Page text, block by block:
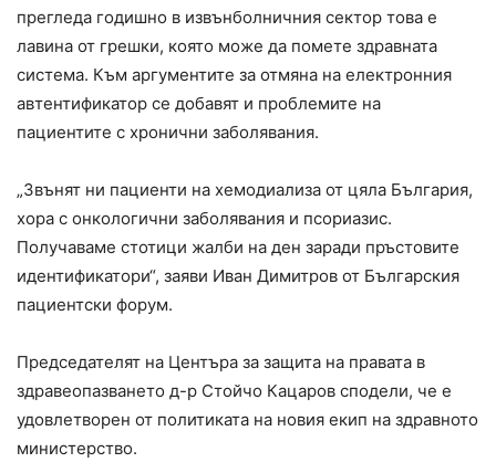
прегледа годишно в извънболничния сектор това е
лавина от грешки, която може да помете здравната
система. Към аргументите за отмяна на електронния
автентификатор се добавят и проблемите на
пациентите с хронични заболявания.
„Звънят ни пациенти на хемодиализа от цяла България,
хора с онкологични заболявания и псориазис.
Получаваме стотици жалби на ден заради пръстовите
идентификатори“, заяви Иван Димитров от Българския
пациентски форум.
Председателят на Центъра за защита на правата в
здравеопазването д-р Стойчо Кацаров сподели, че е
удовлетворен от политиката на новия екип на здравното
министерство.